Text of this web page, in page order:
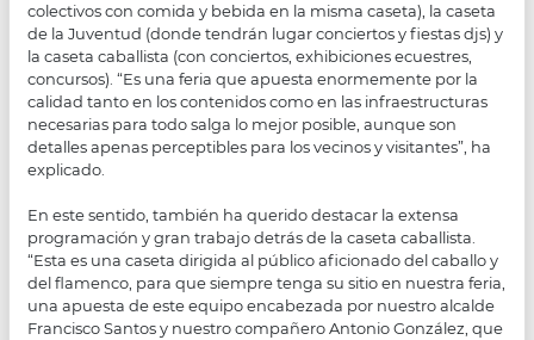
colectivos con comida y bebida en la misma caseta), la caseta
de la Juventud (donde tendrán lugar conciertos y fiestas djs) y
la caseta caballista (con conciertos, exhibiciones ecuestres,
concursos). “Es una feria que apuesta enormemente por la
calidad tanto en los contenidos como en las infraestructuras
necesarias para todo salga lo mejor posible, aunque son
detalles apenas perceptibles para los vecinos y visitantes”, ha
explicado.
En este sentido, también ha querido destacar la extensa
programación y gran trabajo detrás de la caseta caballista.
“Esta es una caseta dirigida al público aficionado del caballo y
del flamenco, para que siempre tenga su sitio en nuestra feria,
una apuesta de este equipo encabezada por nuestro alcalde
Francisco Santos y nuestro compañero Antonio González, que